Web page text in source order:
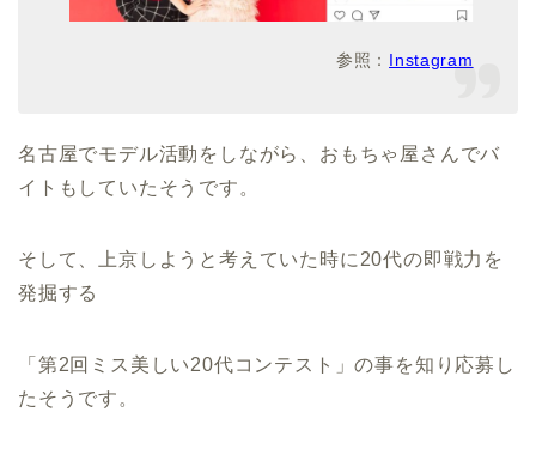
参照： Instagram
名古屋でモデル活動をしながら、おもちゃ屋さんでバ
イトもしていたそうです。
そして、上京しようと考えていた時に20代の即戦力を
発掘する
「第2回ミス美しい20代コンテスト」の事を知り応募し
たそうです。